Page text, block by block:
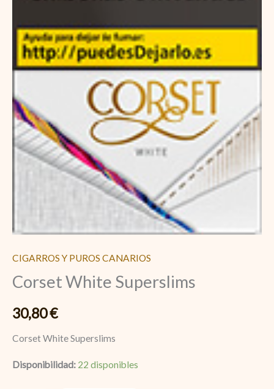
CIGARROS Y PUROS CANARIOS
Corset White Superslims
30,80€
Corset White Superslims
Disponibilidad: 22 disponibles